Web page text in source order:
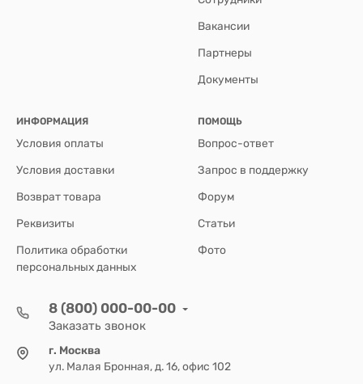
Вакансии
Партнеры
Документы
ИНФОРМАЦИЯ
Условия оплаты
Условия доставки
Возврат товара
Реквизиты
Политика обработки
персональных данных
ПОМОЩЬ
Вопрос-ответ
Запрос в поддержку
Форум
Статьи
Фото
8 (800) 000-00-00
Заказать звонок
г. Москва
ул. Малая Бронная, д. 16, офис 102